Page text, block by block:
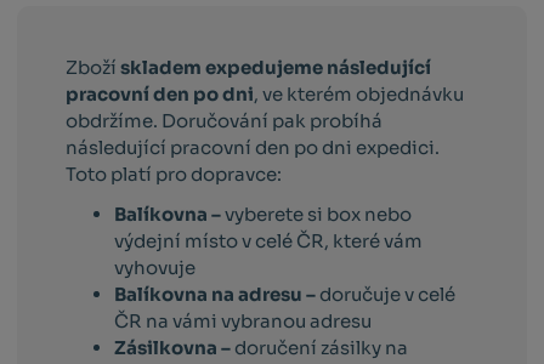
Zbožískladem expedujeme následující
pracovní den po dni, ve kterém objednávku
obdržíme. Doručování pak probíhá
následující pracovní den po dni expedici.
Toto platí pro dopravce:
Balíkovna –vyberete si box nebo
výdejní místo v celé ČR, které vám
vyhovuje
Balíkovna na adresu – doručuje v celé
ČR na vámi vybranou adresu
Zásilkovna – doručení zásilky na